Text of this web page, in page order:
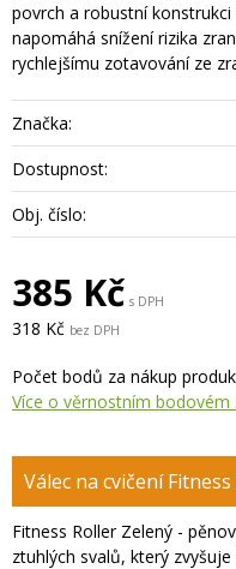
povrch a robustní
napomáhá snížení rizika
rychlejšímu zotavování ze
Značka:
Dostupnost:
Obj. číslo:
385 Kč s DPH
318 Kč bez DPH
Počet bodů za nákup
Více o věrnostním bodovém
Válec na cvičení
Fitness Roller Zelený -
ztuhlých svalů, který